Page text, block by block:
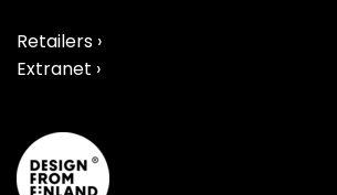
Retailers ›
Extranet ›